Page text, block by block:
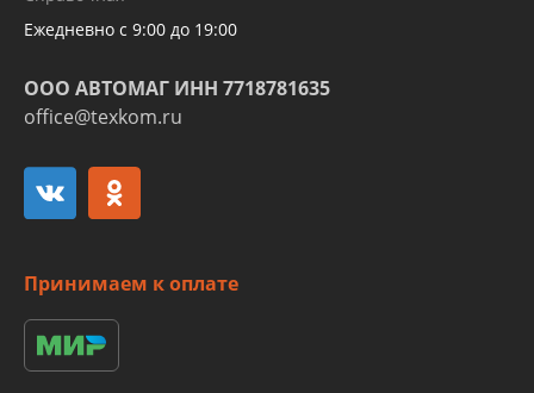
Ежедневно с 9:00 до 19:00
ООО АВТОМАГ ИНН 7718781635
office@texkom.ru
Принимаем к оплате